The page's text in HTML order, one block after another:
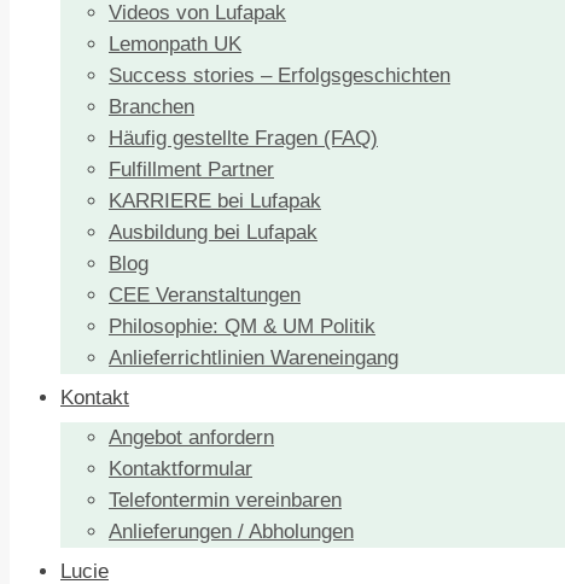
Videos von Lufapak
Lemonpath UK
Success stories – Erfolgsgeschichten
Branchen
Häufig gestellte Fragen (FAQ)
Fulfillment Partner
KARRIERE bei Lufapak
Ausbildung bei Lufapak
Blog
CEE Veranstaltungen
Philosophie: QM & UM Politik
Anlieferrichtlinien Wareneingang
Kontakt
Angebot anfordern
Kontaktformular
Telefontermin vereinbaren
Anlieferungen / Abholungen
Lucie